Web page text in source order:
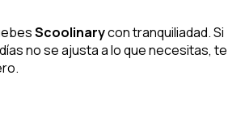
Scoolinarycon tranquiliadad. Si
no se ajusta a lo que necesitas, te